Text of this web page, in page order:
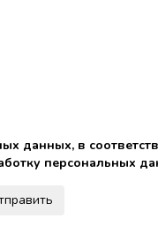
данных, в
персональных